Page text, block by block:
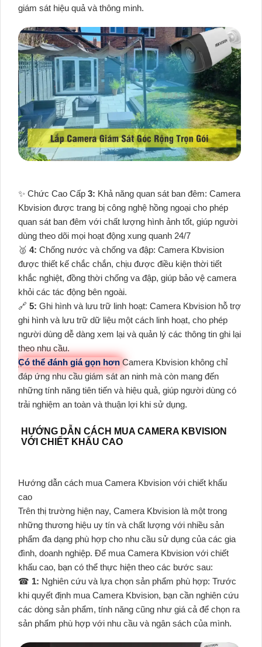
giám sát hiệu quả và thông minh.
✨ Chức Cao Cấp 3: Khả năng quan sát ban đêm: Camera
Kbvision được trang bị công nghệ hồng ngoại cho phép
quan sát ban đêm với chất lượng hình ảnh tốt, giúp người
dùng theo dõi mọi hoạt động xung quanh 24/7
️🥈 4: Chống nước và chống va đập: Camera Kbvision
được thiết kế chắc chắn, chịu được điều kiện thời tiết
khắc nghiệt, đồng thời chống va đập, giúp bảo vệ camera
khỏi các tác động bên ngoài.
🔗 5: Ghi hình và lưu trữ linh hoạt: Camera Kbvision hỗ trợ
ghi hình và lưu trữ dữ liệu một cách linh hoạt, cho phép
người dùng dễ dàng xem lại và quản lý các thông tin ghi lại
theo nhu cầu.
Có thể đánh giá gọn hơn Camera Kbvision không chỉ
đáp ứng nhu cầu giám sát an ninh mà còn mang đến
những tính năng tiên tiến và hiệu quả, giúp người dùng có
trải nghiệm an toàn và thuận lợi khi sử dụng.
HƯỚNG DẪN CÁCH MUA CAMERA KBVISION
VỚI CHIẾT KHẤU CAO
Hướng dẫn cách mua Camera Kbvision với chiết khấu
cao
Trên thị trường hiện nay, Camera Kbvision là một trong
những thương hiệu uy tín và chất lượng với nhiều sản
phẩm đa dạng phù hợp cho nhu cầu sử dụng của các gia
đình, doanh nghiệp. Để mua Camera Kbvision với chiết
khấu cao, bạn có thể thực hiện theo các bước sau:
☎ 1: Nghiên cứu và lựa chọn sản phẩm phù hợp: Trước
khi quyết định mua Camera Kbvision, bạn cần nghiên cứu
các dòng sản phẩm, tính năng cũng như giá cả để chọn ra
sản phẩm phù hợp với nhu cầu và ngân sách của mình.